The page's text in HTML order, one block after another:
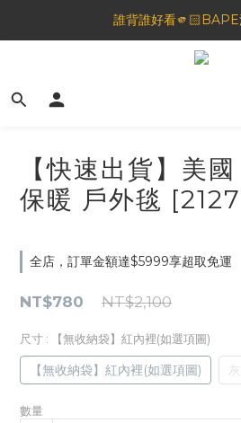
🦟蚊蟲都逃不過！可折疊
誰背誰好看
一夜好眠🌙 無印良品
【快速出貨】美
保暖 戶外毯
全店，訂單金額達$5999享超取免運
NT$2,100
NT$780
尺寸 : 【無收納袋】紅內裡(如選項圖)
【無收納袋】紅內裡(如選項圖)
數量